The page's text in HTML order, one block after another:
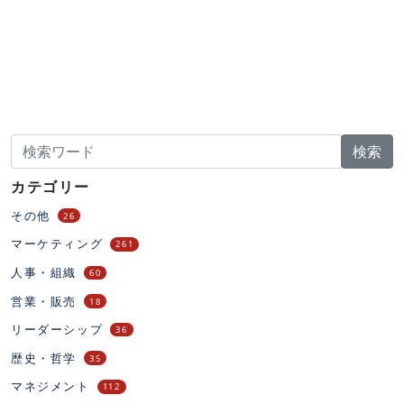
検索
カテゴリー
その他 26
マーケティング 261
人事・組織 60
営業・販売 18
リーダーシップ 36
歴史・哲学 35
マネジメント 112